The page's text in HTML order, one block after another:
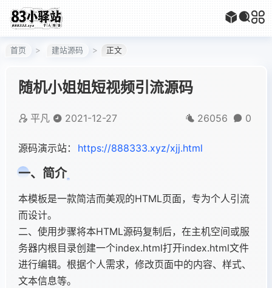
首页 建站源码 正文
随机小姐姐短视频引流源码
平凡 2021-12-27 26056 0
源码演示站： https://888333.xyz/xjj.html
一、简介
本模板是一款简洁而美观的HTML页面，专为个人引流
而设计。
二、使用步骤将本HTML源码复制后，在主机空间或服
务器内根目录创建一个index.html打开index.html文件
进行编辑。根据个人需求，修改页面中的内容、样式、
文本信息等。